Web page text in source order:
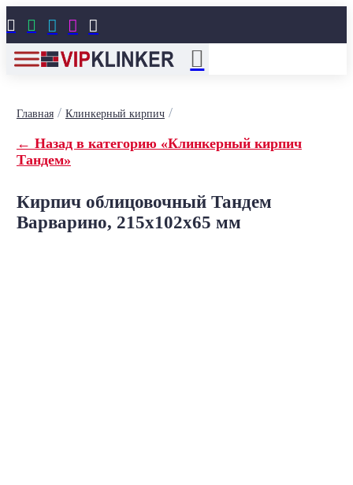
    
Главная/ Клинкерный кирпич/
← Назад в категорию «Клинкерный кирпич
Тандем»
Кирпич облицовочный Тандем
Варварино, 215x102x65 мм